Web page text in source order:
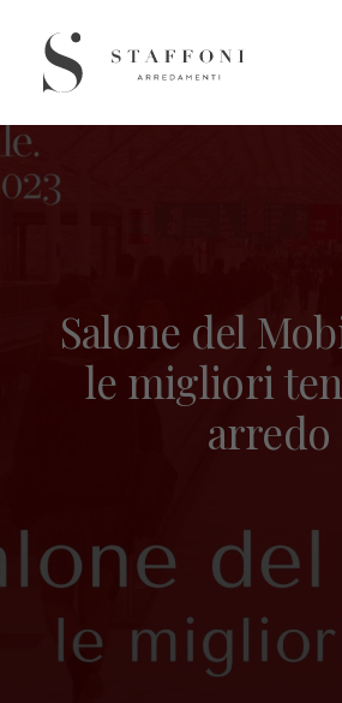
Salone del
le migliori
arredo